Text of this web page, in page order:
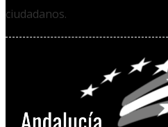
ciudadanos.